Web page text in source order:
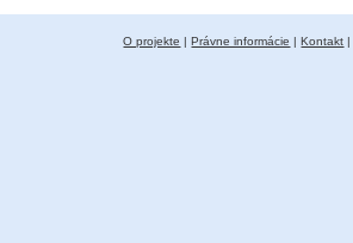
O projekte |Právne informácie |Kontakt